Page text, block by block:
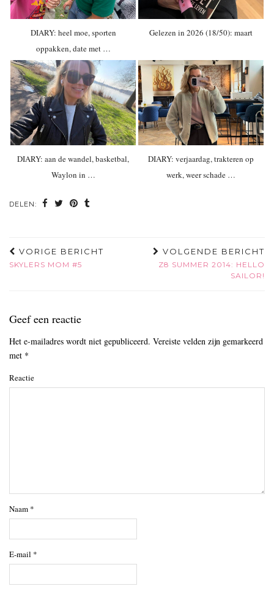
DIARY: heel moe, sporten
oppakken, date met …
Gelezen in 2026 (18/50): maart
DIARY: aan de wandel, basketbal,
Waylon in …
DIARY: verjaardag, trakteren op
werk, weer schade …
DELEN:
VORIGE BERICHT
SKYLERS MOM #5
VOLGENDE BERICHT
Z8 SUMMER 2014: HELLO
SAILOR!
Geef een reactie
Het e-mailadres wordt niet gepubliceerd. Vereiste velden zijn gemarkeerd
met *
Reactie
Naam *
E-mail *